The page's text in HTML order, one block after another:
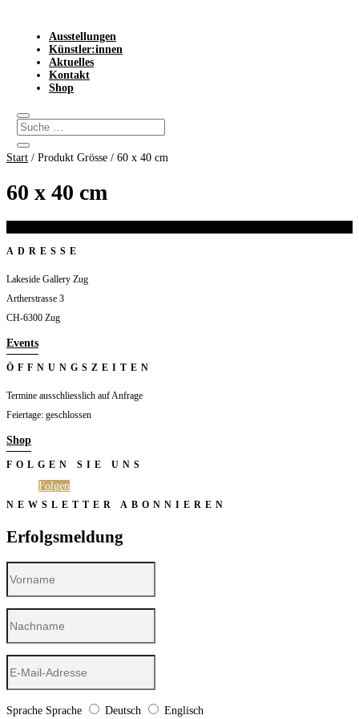
Ausstellungen
Künstler:innen
Aktuelles
Kontakt
Shop
Start / Produkt Grösse / 60 x 40 cm
60 x 40 cm
ADRESSE
Lakeside Gallery Zug
Artherstrasse 3
CH-6300 Zug
Events
ÖFFNUNGSZEITEN
Termine ausschliesslich auf Anfrage
Feiertage: geschlossen
Shop
FOLGEN SIE UNS
Folgen
NEWSLETTER ABONNIEREN
Erfolgsmeldung
Sprache Sprache Deutsch Englisch